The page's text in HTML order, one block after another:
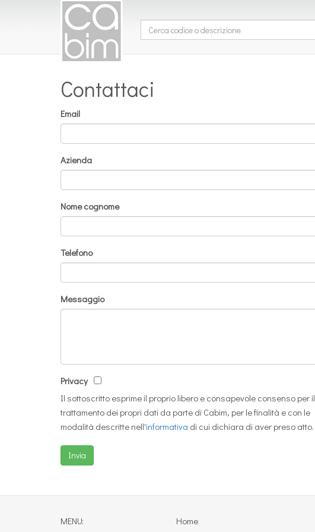
Contattaci
Email
Azienda
Nome cognome
Telefono
Messaggio
Privacy
Il sottoscritto esprime il proprio libero e consapevole consenso per il
trattamento dei propri dati da parte di Cabim, per le finalità e con le
modalità descritte nell'informativa di cui dichiara di aver preso atto.
MENU:
Home